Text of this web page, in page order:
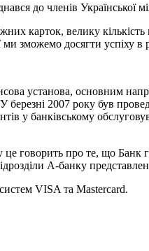
до членів Української
карток, велику
ми зможемо досягти успіху
установа, основним
березні 2007 року був
у банківському
говорить про те, що
А-банку
VISA та Mastercard.